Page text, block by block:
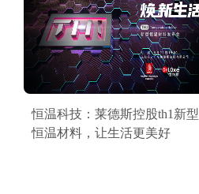
恒温科技：莱德斯控股th1新型
恒温材料，让生活更美好